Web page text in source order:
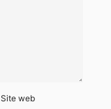
Site web